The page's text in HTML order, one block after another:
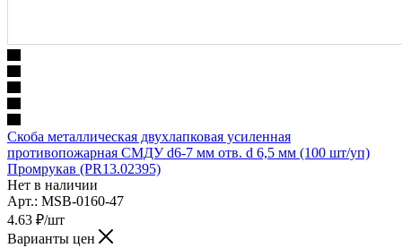
Скоба металлическая двухлапковая усиленная
противопожарная СМДУ d6-7 мм отв. d 6,5 мм (100 шт/уп)
Промрукав (PR13.02395)
Нет в наличии
Арт.: MSB-0160-47
4.63 ₽/шт
Варианты цен